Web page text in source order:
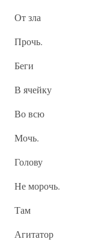
От зла
Прочь.
Беги
В ячейку
Во всю
Мочь.
Голову
Не морочь.
Там
Агитатор